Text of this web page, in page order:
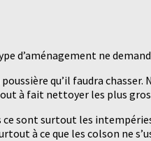
d’aménagement ne
qu’il faudra chasser.
à fait nettoyer les plus
ce sont surtout les
à ce que les colson ne